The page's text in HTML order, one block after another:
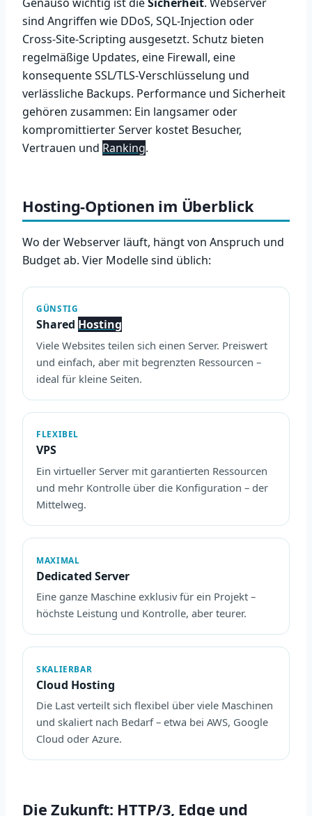
sind Angriffen wie DDoS, SQL-Injection oder
Cross-Site-Scripting ausgesetzt. Schutz bieten
regelmäßige Updates, eine Firewall, eine
konsequente SSL/TLS-Verschlüsselung und
verlässliche Backups. Performance und Sicherheit
gehören zusammen: Ein langsamer oder
kompromittierter Server kostet Besucher,
Vertrauen und Ranking.
Hosting-Optionen im Überblick
Wo der Webserver läuft, hängt von Anspruch und
Budget ab. Vier Modelle sind üblich:
GÜNSTIG
Shared Hosting
Viele Websites teilen sich einen Server. Preiswert
und einfach, aber mit begrenzten Ressourcen –
ideal für kleine Seiten.
FLEXIBEL
VPS
Ein virtueller Server mit garantierten Ressourcen
und mehr Kontrolle über die Konfiguration – der
Mittelweg.
MAXIMAL
Dedicated Server
Eine ganze Maschine exklusiv für ein Projekt –
höchste Leistung und Kontrolle, aber teurer.
SKALIERBAR
Cloud Hosting
Die Last verteilt sich flexibel über viele Maschinen
und skaliert nach Bedarf – etwa bei AWS, Google
Cloud oder Azure.
Die Zukunft: HTTP/3, Edge und